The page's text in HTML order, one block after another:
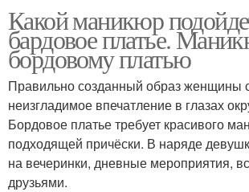
Какой маникюр
бардовое платье.
бордовому платью
Правильно созданный образ женщины
неизгладимое впечатление в глазах
Бордовое платье требует красивого
подходящей причёски. В наряде
на вечеринки, дневные мероприятия,
друзьями.